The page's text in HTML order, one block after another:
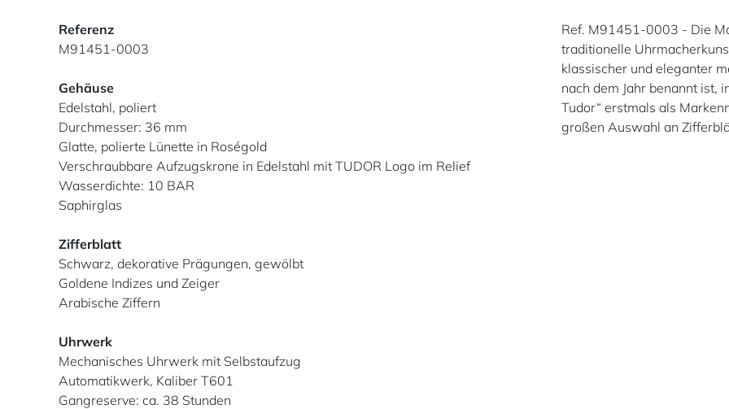
Referenz
M91451-0003
Gehäuse
Edelstahl, poliert
Durchmesser: 36 mm
Glatte, polierte Lünette in Roségold
Verschraubbare Aufzugskrone in Edelstahl mit TUDOR Logo im Relief
Wasserdichte: 10 BAR
Saphirglas
Zifferblatt
Schwarz, dekorative Prägungen, gewölbt
Goldene Indizes und Zeiger
Arabische Ziffern
Uhrwerk
Mechanisches Uhrwerk mit Selbstaufzug
Automatikwerk, Kaliber T601
Gangreserve: ca. 38 Stunden
Ref. M91451-0003 - Die
traditionelle
klassischer und eleganter
nach dem Jahr benannt ist,
Tudor“ erstmals als
großen Auswahl an